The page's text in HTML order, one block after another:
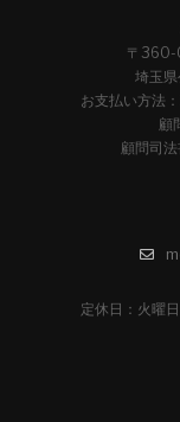
〒360-
埼玉
お支払い方法
顧
顧問司
定休日：火曜